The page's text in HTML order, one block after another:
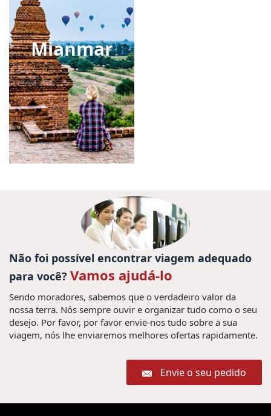
Mianmar
Não foi possível encontrar viagem adequado
para você? Vamos ajudá-lo
Sendo moradores, sabemos que o verdadeiro valor da
nossa terra. Nós sempre ouvir e organizar tudo como o seu
desejo. Por favor, por favor envie-nos tudo sobre a sua
viagem, nós lhe enviaremos melhores ofertas rapidamente.
Envie o seu pedido